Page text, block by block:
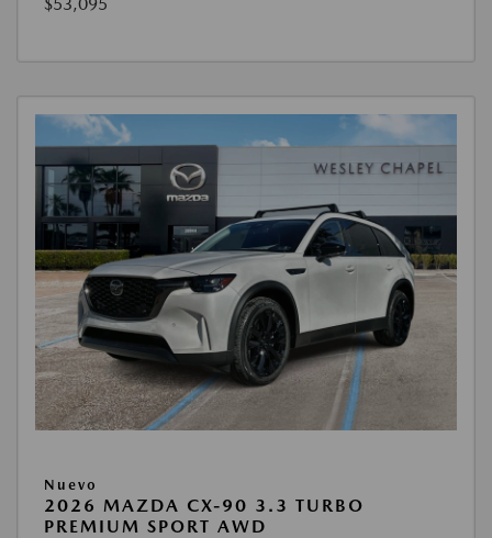
Nuevo
2026 MAZDA CX-90 3.3 TURBO
PREMIUM SPORT AWD